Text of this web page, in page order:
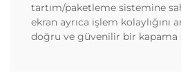
tartım/paketleme sistemine
ekran ayrıca işlem kolaylığını
doğru ve güvenilir bir kapama